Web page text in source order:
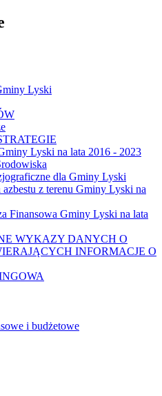
Lyski
Lyski na lata 2016 - 2023
dla Gminy Lyski
z terenu Gminy Lyski na
Finansowa Gminy Lyski na lata
WYKAZY DANYCH O
INFORMACJE O
i budżetowe